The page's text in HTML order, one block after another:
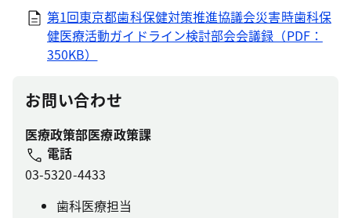
第1回東京都歯科保健対策推進協議会災害時歯科保
健医療活動ガイドライン検討部会会議録（PDF：
350KB）
お問い合わせ
医療政策部医療政策課
電話
03-5320-4433
歯科医療担当